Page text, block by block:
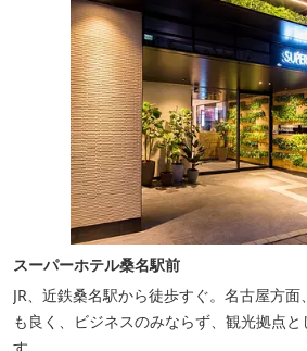
スーパーホテル桑名駅前
JR、近鉄桑名駅から徒歩すぐ。名古屋方
も良く、ビジネスのみならず、観光拠点